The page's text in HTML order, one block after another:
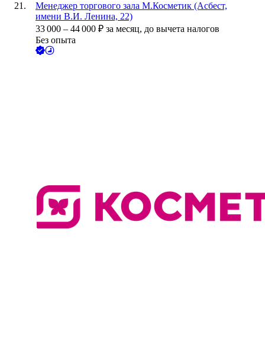
Менеджер торгового зала М.Косметик (Асбест,
имени В.И. Ленина, 22)
33 000 – 44 000 ₽ за месяц, до вычета налогов
Без опыта